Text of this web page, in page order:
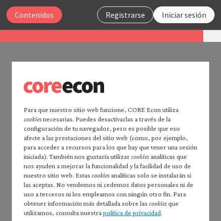
Registrarse Iniciar sesión
Contenidos
Para que nuestro sitio web funcione, CORE Econ utiliza
cookiesnecesarias. Puedes desactivarlas a través de la
configuración de tu navegador, pero es posible que eso
afecte a las prestaciones del sitio web (como, por ejemplo,
para acceder a recursos para los que hay que tener una sesión
iniciada). También nos gustaría utilizarcookiesanalíticas que
nos ayuden a mejorar la funcionalidad y la facilidad de uso de
nuestro sitio web. Estas cookiesanalíticas solo se instalarán si
las aceptas. No vendemos ni cedemos datos personales ni de
uso a terceros ni los empleamos con ningún otro fin. Para
obtener información más detallada sobre las cookiesque
utilizamos, consulta nuestra política de privacidad.
UNIDAD 7
Existe una gran diversidad de regímenes y de
resultados macroeconómicos en la economía
mundial.
En la unidad 5, analizamos una economíaFlexIT
que combinaba un tipo de cambio flexible con una
política monetaria sujeta a un objetivo de inflación.
Ese modelo describe la situación de
Cerrar
La economía 2.0
Página principal deLa economía
La economía2.0:
Microeconomía
Índice de contenidos —
*Macroeconomía*
Cómo citar *La economía* 2.0:
*macroeconomía*